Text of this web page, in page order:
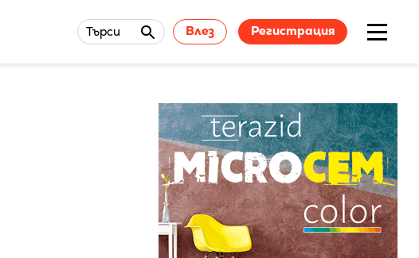
Търси Влез Регистрация